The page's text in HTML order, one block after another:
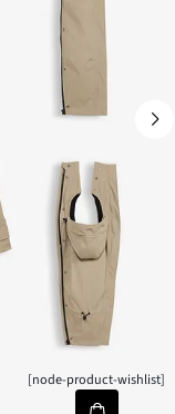
[node-product-wishlist]